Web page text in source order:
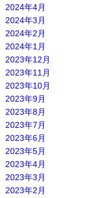
2024年4月
2024年3月
2024年2月
2024年1月
2023年12月
2023年11月
2023年10月
2023年9月
2023年8月
2023年7月
2023年6月
2023年5月
2023年4月
2023年3月
2023年2月